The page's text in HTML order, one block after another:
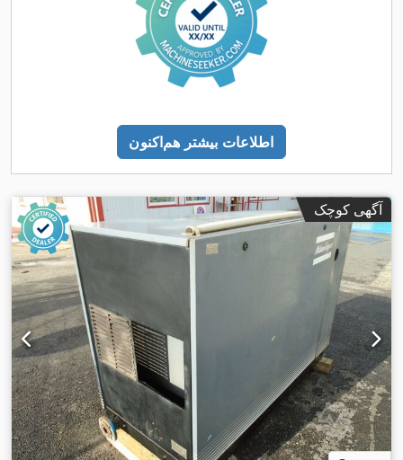
اطلاعات بیشتر هم‌اکنون
آگهی کوچک